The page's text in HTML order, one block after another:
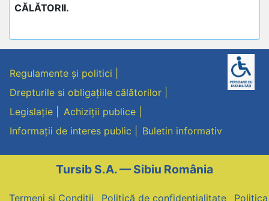
CĂLĂTORII.
Regulamente și politici
Drepturile si obligațiile călătorilor
Legislație
Achiziții publice
Informații de interes public
Buletin informativ
Tursib S.A. — Sibiu România
Termeni și Condiții Politică de confidențialitate